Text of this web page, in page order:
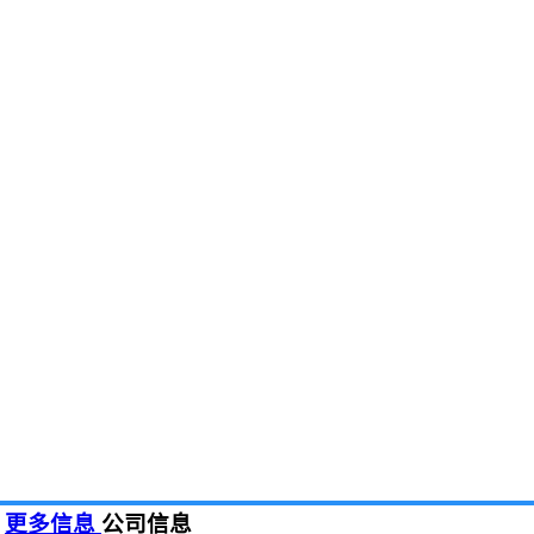
更多信息 公司信息